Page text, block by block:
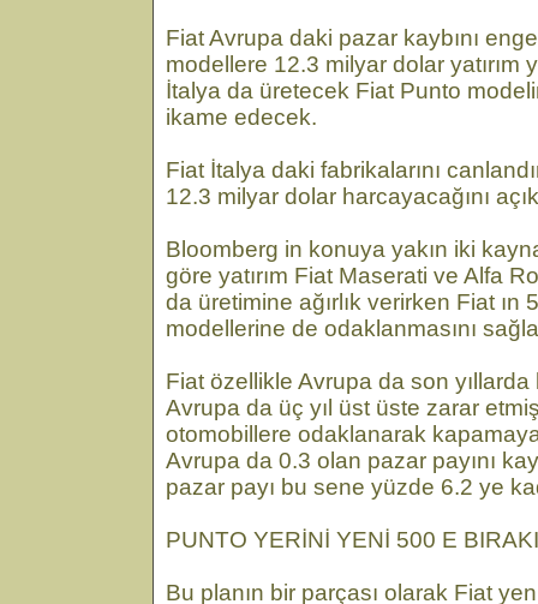
Fiat Avrupa daki pazar kaybını
modellere 12.3 milyar dolar yatırım
İtalya da üretecek Fiat Punto
ikame edecek.
Fiat İtalya daki fabrikalarını
12.3 milyar dolar harcayacağını
Bloomberg in konuya yakın iki
göre yatırım Fiat Maserati ve Alfa
da üretimine ağırlık verirken Fiat ın
modellerine de odaklanmasını
Fiat özellikle Avrupa da son yıllarda
Avrupa da üç yıl üst üste zarar
otomobillere odaklanarak
Avrupa da 0.3 olan pazar payını
pazar payı bu sene yüzde 6.2 ye
PUNTO YERİNİ YENİ 500 E
Bu planın bir parçası olarak Fiat